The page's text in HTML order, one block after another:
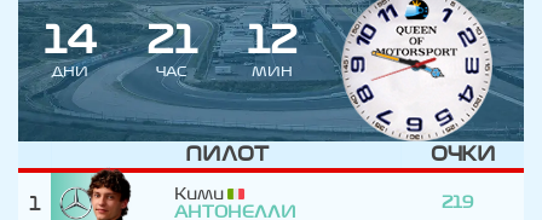
14
ДНИ
21
ЧАС
12
МИН
ПИЛОТ ОЧКИ
1
Кими
АНТОНЕЛЛИ
219